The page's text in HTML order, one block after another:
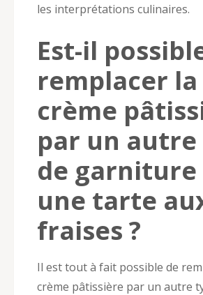
les interprétations culinaires.
Est-il
remplacer la
crème
par un
de garniture
une tarte
fraises ?
Il est tout à fait possible de
crème pâtissière par un autre